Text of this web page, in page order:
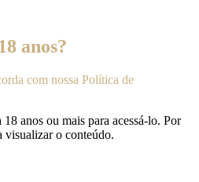
anos?
com nossa Política de
anos ou mais para acessá-lo. Por
visualizar o conteúdo.